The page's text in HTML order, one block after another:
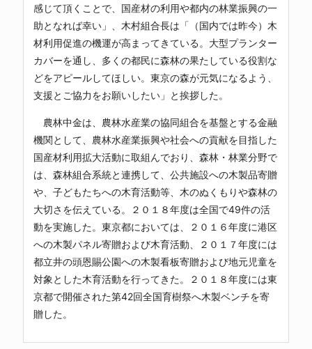
感じて頂くことで、国産材の利用や都内の林業振興の一
助となれば幸い」、木村組合長は「（国内では昨今）木
材利用促進の機運が高まってきている。大型プランター
カバーを通し、多くの都民に森林の果たしている役割な
どをアピールしてほしい。東京の森が元気になるよう、
支援とご協力をお願いしたい」と挨拶した。
農林中金は、農林水産業の協同組合を基盤とする金融
機関として、農林水産業振興や社会への貢献を目指した
国産材利用拡大活動に取組んでおり、森林・林業分野で
は、森林組合系統と連携して、公共施設への木製品寄贈
や、子どもたちへの木育活動等、木のぬくもりや森林の
大切さを伝えている。２０１８年度は全国で49件の活
動を実施した。東京都においては、２０１６年度に港区
への木製パネル寄贈および木育活動、２０１７年度には
都立井の頭恩賜公園への木製看板寄贈および地元児童を
対象とした木育活動を行ってきた。２０１８年度には東
京都で開催された第42回全国育樹祭へ木製ベンチを寄
贈した。